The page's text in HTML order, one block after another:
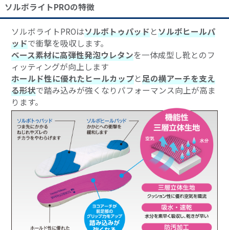
ソルボライトPROの特徴
ソルボライトPROはソルボトゥパッドとソルボヒールパ
ッドで衝撃を吸収します。
ベース素材に高弾性発泡ウレタンを一体成型し靴とのフ
ィッティングが向上します
ホールド性に優れたヒールカップと足の横アーチを支え
る形状で踏み込みが強くなりパフォーマンス向上が高ま
ります。